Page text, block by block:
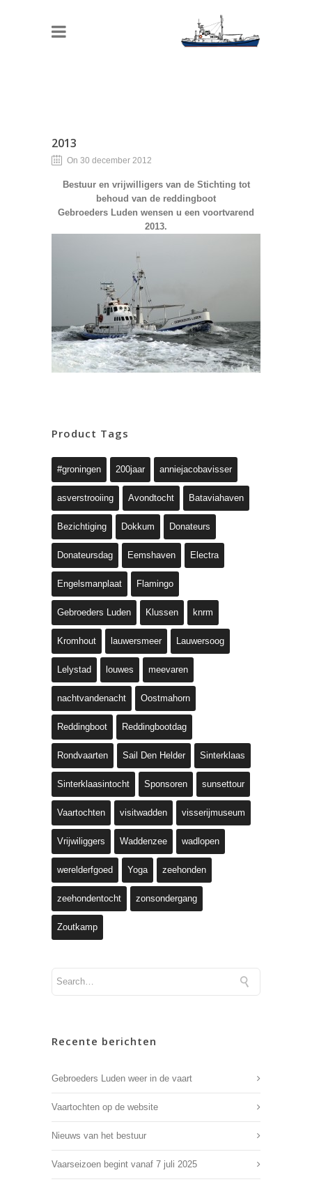
2013
On 30 december 2012
Bestuur en vrijwilligers van de Stichting tot
behoud van de reddingboot
Gebroeders Luden wensen u een voortvarend
2013.
Product Tags
#groningen 200jaar anniejacobavisser
asverstrooiing Avondtocht Bataviahaven
Bezichtiging Dokkum Donateurs
Donateursdag Eemshaven Electra
Engelsmanplaat Flamingo
Gebroeders Luden Klussen knrm
Kromhout lauwersmeer Lauwersoog
Lelystad louwes meevaren
nachtvandenacht Oostmahorn
Reddingboot Reddingbootdag
Rondvaarten Sail Den Helder Sinterklaas
Sinterklaasintocht Sponsoren sunsettour
Vaartochten visitwadden visserijmuseum
Vrijwiliggers Waddenzee wadlopen
werelderfgoed Yoga zeehonden
zeehondentocht zonsondergang
Zoutkamp
Recente berichten
Gebroeders Luden weer in de vaart
Vaartochten op de website
Nieuws van het bestuur
Vaarseizoen begint vanaf 7 juli 2025